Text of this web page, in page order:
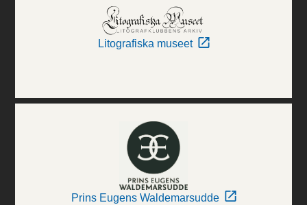
Litografiska museet
Prins Eugens Waldemarsudde